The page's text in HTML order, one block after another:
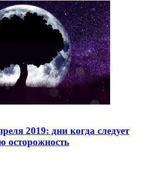
2019: дни когда следует
осторожность